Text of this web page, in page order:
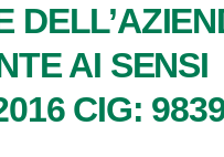
AI SENSI
CIG: